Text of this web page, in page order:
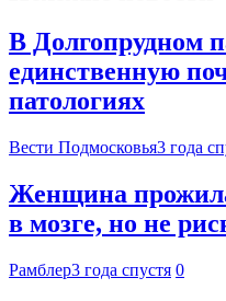
В Долгопрудном
единственную
патологиях
Вести Подмосковья3 года
Женщина
в мозге, но не
Рамблер3 года спустя 0